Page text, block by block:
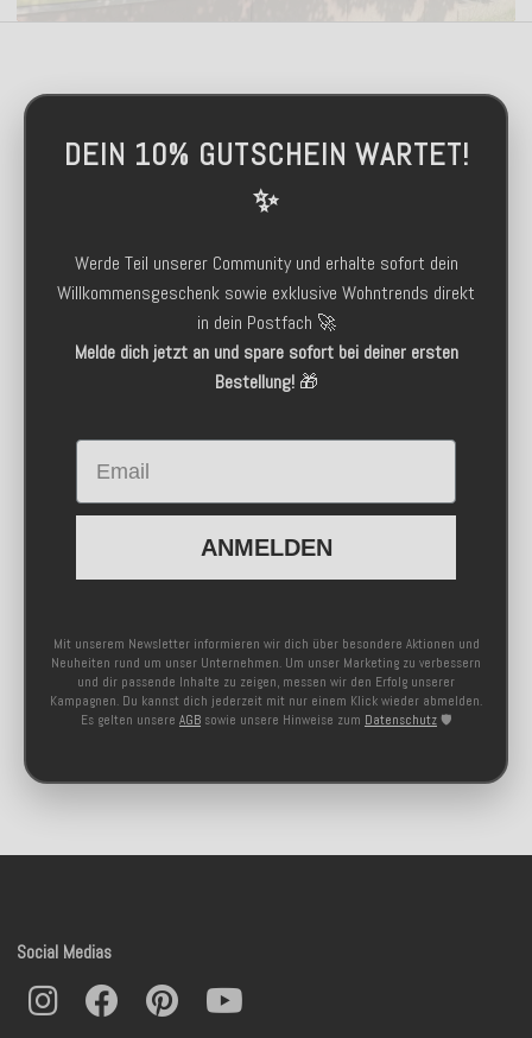
DEIN 10% GUTSCHEIN WARTET!
✨
Werde Teil unserer Community und erhalte sofort dein
Willkommensgeschenk sowie exklusive Wohntrends direkt
in dein Postfach 🚀
Melde dich jetzt an und spare sofort bei deiner ersten
Bestellung!🎁
Email
ANMELDEN
Mit unserem Newsletter informieren wir dich über besondere Aktionen und
Neuheiten rund um unser Unternehmen. Um unser Marketing zu verbessern
und dir passende Inhalte zu zeigen, messen wir den Erfolg unserer
Kampagnen. Du kannst dich jederzeit mit nur einem Klick wieder abmelden.
Es gelten unsere AGB sowie unsere Hinweise zum Datenschutz 🛡️
Social Medias